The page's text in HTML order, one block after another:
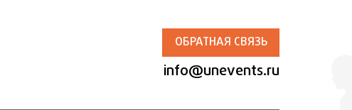
ОБРАТНАЯ СВЯЗЬ
info@unevents.ru